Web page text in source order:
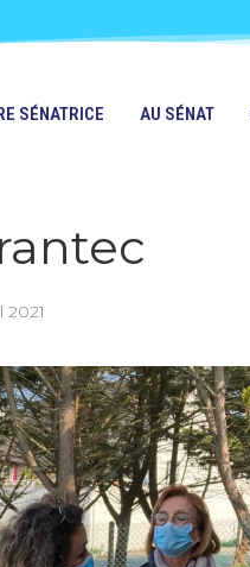
SÉNATRICE AU SÉNAT
2021